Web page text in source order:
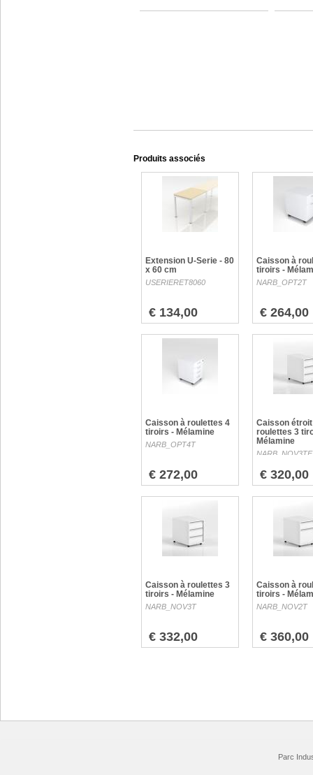
Produits associés
Extension U-Serie - 80
x 60 cm
USERIERET8060
€ 134,00
Caisson à
tiroirs -
NARB_OPT2T
€ 264,00
Caisson à roulettes 4
tiroirs - Mélamine
NARB_OPT4T
€ 272,00
Caisson
roulettes 3
Mélamine
€ 320,00
Caisson à roulettes 3
tiroirs - Mélamine
NARB_NOV3T
€ 332,00
Caisson à
tiroirs -
NARB_NOV2T
€ 360,00
Parc